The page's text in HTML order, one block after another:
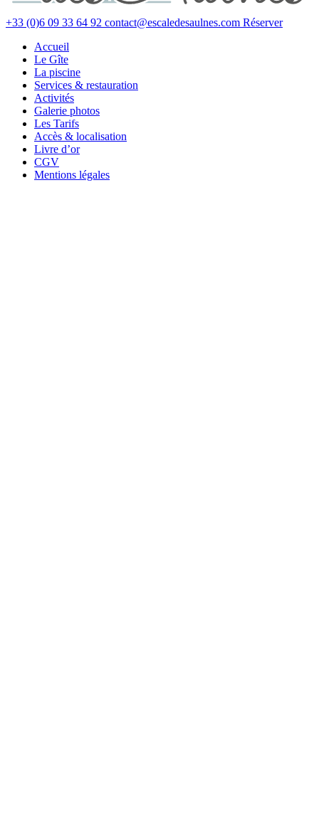
+33 (0)6 09 33 64 92 contact@escaledesaulnes.com Réserver
Accueil
Le Gîte
La piscine
Services & restauration
Activités
Galerie photos
Les Tarifs
Accès & localisation
Livre d’or
CGV
Mentions légales